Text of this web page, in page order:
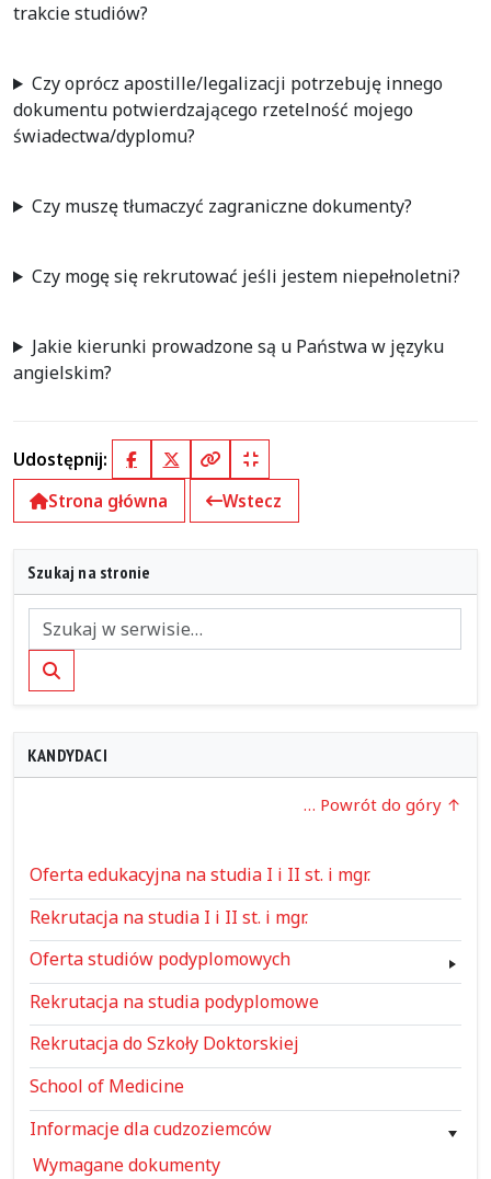
trakcie studiów?
Czy oprócz apostille/legalizacji potrzebuję innego
dokumentu potwierdzającego rzetelność mojego
świadectwa/dyplomu?
Czy muszę tłumaczyć zagraniczne dokumenty?
Czy mogę się rekrutować jeśli jestem niepełnoletni?
Jakie kierunki prowadzone są u Państwa w języku
angielskim?
Udostępnij: FacebookX (Twitter)
Kopiuj pełny link
Kopiuj krótki link
Strona główna
Wstecz
Szukaj na stronie
Szukaj
KANDYDACI
… Powrót do góry
Oferta edukacyjna na studia I i II st. i mgr.
Rekrutacja na studia I i II st. i mgr.
Oferta studiów podyplomowych
Rekrutacja na studia podyplomowe
Rekrutacja do Szkoły Doktorskiej
School of Medicine
Informacje dla cudzoziemców
Wymagane dokumenty